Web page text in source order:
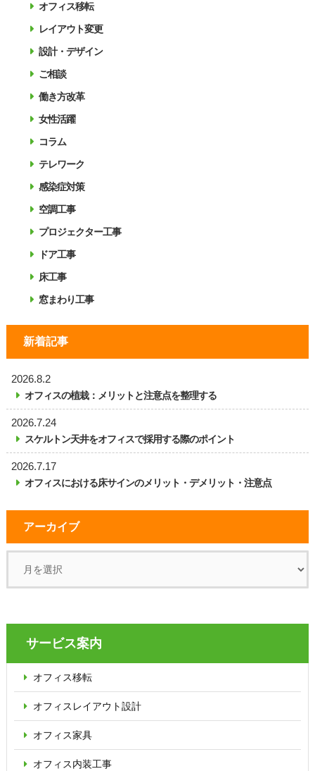
オフィス移転
レイアウト変更
設計・デザイン
ご相談
働き方改革
女性活躍
コラム
テレワーク
感染症対策
空調工事
プロジェクター工事
ドア工事
床工事
窓まわり工事
新着記事
2026.8.2
オフィスの植栽：メリットと注意点を整理する
2026.7.24
スケルトン天井をオフィスで採用する際のポイント
2026.7.17
オフィスにおける床サインのメリット・デメリット・注意点
アーカイブ
サービス案内
オフィス移転
オフィス レイアウト設計
オフィス家具
オフィス内装工事